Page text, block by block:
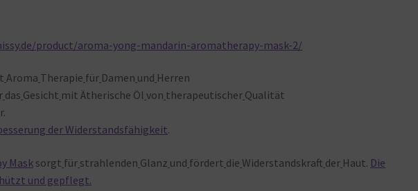
product/aroma-yong-mandarin-aromatherapy-mask-2/
Aroma Therapie für Damen und Herren
das Gesicht mit Ätherische Öl von therapeutischer Qualität
der Widerstandsfähigkeit.
Masksorgt für strahlenden Glanz und fördert die Widerstandskraft der Haut. Die
und gepflegt.